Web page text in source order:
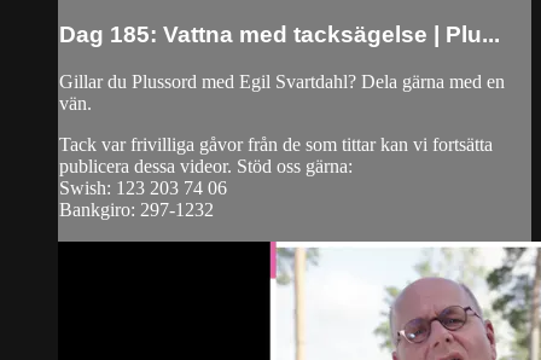
Dag 185: Vattna med tacksägelse | Plu...
Gillar du Plussord med Egil Svartdahl? Dela gärna med en
vän.
Tack var frivilliga gåvor från de som tittar kan vi fortsätta
publicera dessa videor. Stöd oss gärna:
Swish: 123 203 74 06
Bankgiro: 297-1232